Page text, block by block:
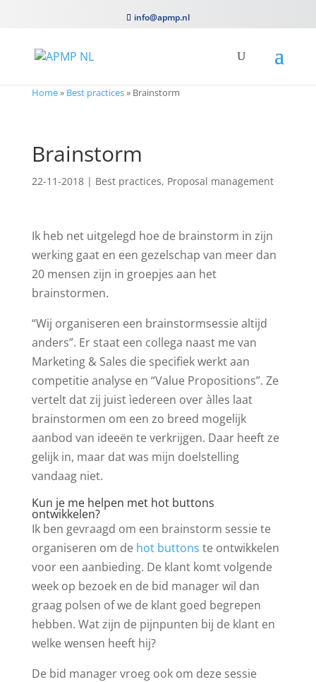
info@apmp.nl
Home» Best practices» Brainstorm
Brainstorm
22-11-2018| Best practices, Proposal management
Ik heb net uitgelegd hoe de brainstorm in zijn
werking gaat en een gezelschap van meer dan
20 mensen zijn in groepjes aan het
brainstormen.
“Wij organiseren een brainstormsessie altijd
anders”. Er staat een collega naast me van
Marketing & Sales die specifiek werkt aan
competitie analyse en “Value Propositions”. Ze
vertelt dat zij juist ìedereen over àlles laat
brainstormen om een zo breed mogelijk
aanbod van ideeën te verkrijgen. Daar heeft ze
gelijk in, maar dat was mijn doelstelling
vandaag niet.
Kun je me helpen met hot buttons
ontwikkelen?
Ik ben gevraagd om een brainstorm sessie te
organiseren om de hot buttons te ontwikkelen
voor een aanbieding. De klant komt volgende
week op bezoek en de bid manager wil dan
graag polsen of we de klant goed begrepen
hebben. Wat zijn de pijnpunten bij de klant en
welke wensen heeft hij?
De bid manager vroeg ook om deze sessie